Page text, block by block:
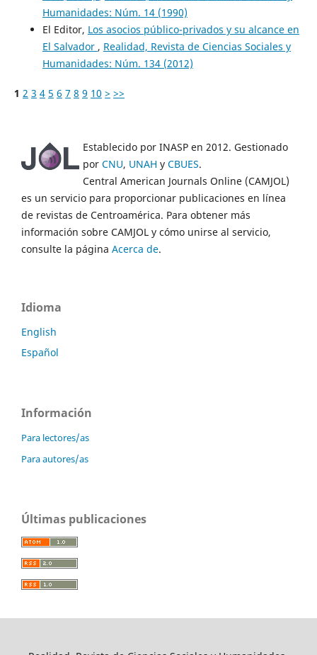
Humanidades: Núm. 14 (1990)
El Editor, Los asocios público-privados y su alcance en
El Salvador , Realidad, Revista de Ciencias Sociales y
Humanidades: Núm. 134 (2012)
1 2 3 4 5 6 7 8 9 10 > >>
Establecido por INASP en 2012. Gestionado
por CNU, UNAH y CBUES.
Central American Journals Online (CAMJOL)
es un servicio para proporcionar publicaciones en línea
de revistas de Centroamérica. Para obtener más
información sobre CAMJOL y cómo unirse al servicio,
consulte la página Acerca de.
Idioma
English
Español
Información
Para lectores/as
Para autores/as
Últimas publicaciones